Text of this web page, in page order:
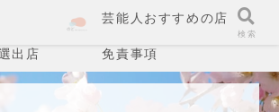
芸能人おすすめの店
出店 免責事項
検索